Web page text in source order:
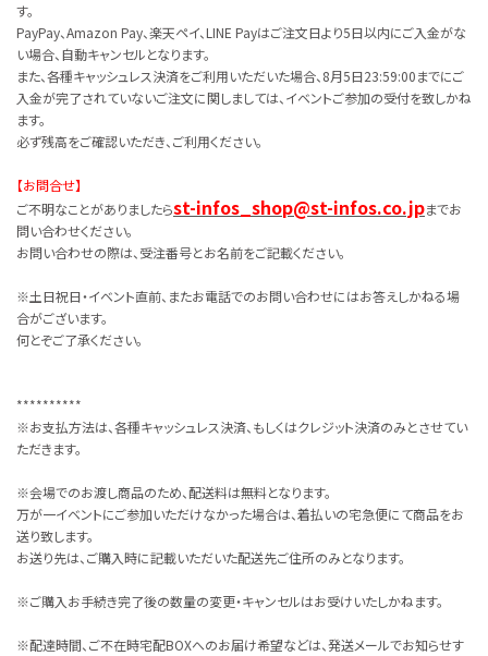
す。
PayPay、Amazon Pay、楽天ペイ、LINE Payはご注文日より5日以内にご入金がな
い場合、自動キャンセルとなります。
また、各種キャッシュレス決済をご利用いただいた場合、8月5日23:59:00までにご
入金が完了されていないご注文に関しましては、イベントご参加の受付を致しかね
ます。
必ず残高をご確認いただき、ご利用ください。
【お問合せ】
ご不明なことがありましたらst-infos_shop@st-infos.co.jpまでお
問い合わせください。
お問い合わせの際は、受注番号とお名前をご記載ください。
※土日祝日・イベント直前、またお電話でのお問い合わせにはお答えしかねる場
合がございます。
何とぞご了承ください。
**********
※お支払方法は、各種キャッシュレス決済、もしくはクレジット決済のみとさせてい
ただきます。
※会場でのお渡し商品のため、配送料は無料となります。
万が一イベントにご参加いただけなかった場合は、着払いの宅急便にて商品をお
送り致します。
お送り先は、ご購入時に記載いただいた配送先ご住所のみとなります。
※ご購入お手続き完了後の数量の変更・キャンセルはお受けいたしかねます。
※配達時間、ご不在時宅配BOXへのお届け希望などは、発送メールでお知らせす